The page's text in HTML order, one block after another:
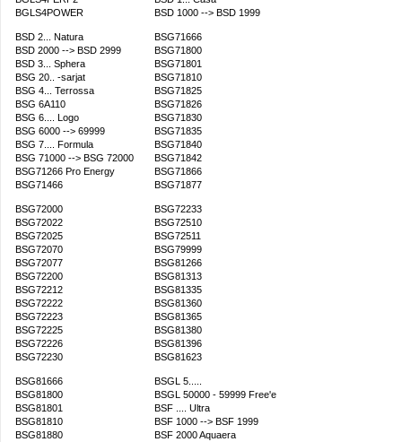
BGLS4POWER
BSD 1000 --> BSD 1999
BSD 2... Natura
BSD 2000 --> BSD 2999
BSD 3... Sphera
BSG 20.. -sarjat
BSG 4... Terrossa
BSG 6A110
BSG 6.... Logo
BSG 6000 --> 69999
BSG 7.... Formula
BSG 71000 --> BSG 72000
BSG71266 Pro Energy
BSG71466
BSG71666
BSG71800
BSG71801
BSG71810
BSG71825
BSG71826
BSG71830
BSG71835
BSG71840
BSG71842
BSG71866
BSG71877
BSG72000
BSG72022
BSG72025
BSG72070
BSG72077
BSG72200
BSG72212
BSG72222
BSG72223
BSG72225
BSG72226
BSG72230
BSG72233
BSG72510
BSG72511
BSG79999
BSG81266
BSG81313
BSG81335
BSG81360
BSG81365
BSG81380
BSG81396
BSG81623
BSG81666
BSG81800
BSG81801
BSG81810
BSG81880
BSGL 5.....
BSGL 50000 - 59999 Free'e
BSF .... Ultra
BSF 1000 --> BSF 1999
BSF 2000 Aquaera